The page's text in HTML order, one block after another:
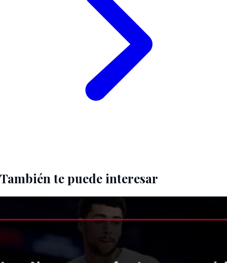
También te puede interesar